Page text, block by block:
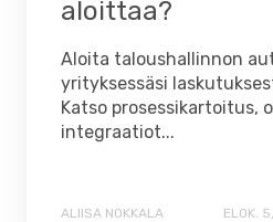
aloittaa?
Aloita taloushallinnon
yrityksessäsi
Katso prosessikartoitus,
integraatiot...
ALIISA NOKKALA ELOK.